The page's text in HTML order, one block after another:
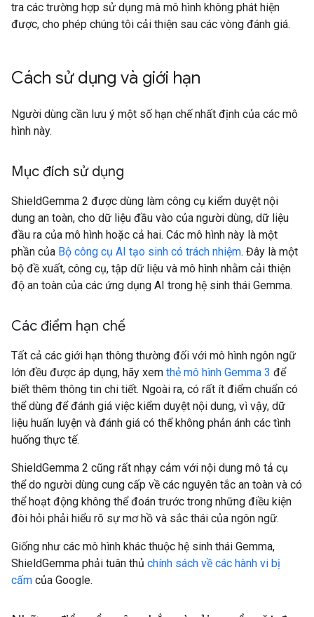
tra các trường hợp sử dụng mà mô hình không phát hiện
được, cho phép chúng tôi cải thiện sau các vòng đánh giá.
Cách sử dụng và giới hạn
Người dùng cần lưu ý một số hạn chế nhất định của các mô
hình này.
Mục đích sử dụng
ShieldGemma 2 được dùng làm công cụ kiểm duyệt nội
dung an toàn, cho dữ liệu đầu vào của người dùng, dữ liệu
đầu ra của mô hình hoặc cả hai. Các mô hình này là một
phần của Bộ công cụ AI tạo sinh có trách nhiệm. Đây là một
bộ đề xuất, công cụ, tập dữ liệu và mô hình nhằm cải thiện
độ an toàn của các ứng dụng AI trong hệ sinh thái Gemma.
Các điểm hạn chế
Tất cả các giới hạn thông thường đối với mô hình ngôn ngữ
lớn đều được áp dụng, hãy xem thẻ mô hình Gemma 3 để
biết thêm thông tin chi tiết. Ngoài ra, có rất ít điểm chuẩn có
thể dùng để đánh giá việc kiểm duyệt nội dung, vì vậy, dữ
liệu huấn luyện và đánh giá có thể không phản ánh các tình
huống thực tế.
ShieldGemma 2 cũng rất nhạy cảm với nội dung mô tả cụ
thể do người dùng cung cấp về các nguyên tắc an toàn và có
thể hoạt động không thể đoán trước trong những điều kiện
đòi hỏi phải hiểu rõ sự mơ hồ và sắc thái của ngôn ngữ.
Giống như các mô hình khác thuộc hệ sinh thái Gemma,
ShieldGemma phải tuân thủ chính sách về các hành vi bị
cấm của Google.